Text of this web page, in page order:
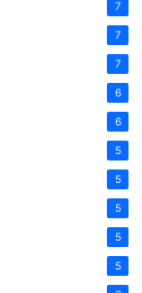
7
7
7
6
6
5
5
5
5
5